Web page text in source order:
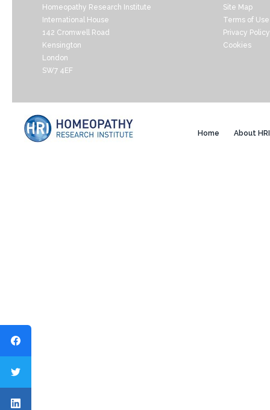
Homeopathy Research Institute
International House
142 Cromwell Road
Kensington
London
SW7 4EF
Site Map
Terms of Use
Privacy Policy
Cookies
Home About HRI